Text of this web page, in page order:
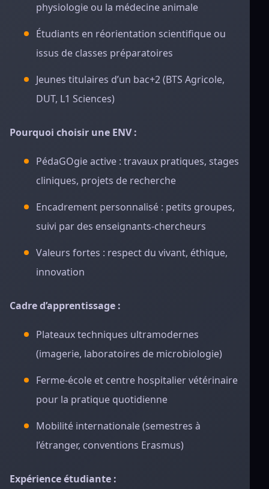
physiologie ou la médecine animale
Étudiants en réorientation scientifique ou
issus de classes préparatoires
Jeunes titulaires d’un bac+2 (BTS Agricole,
DUT, L1 Sciences)
Pourquoi choisir une ENV :
PédaGOgie active : travaux pratiques, stages
cliniques, projets de recherche
Encadrement personnalisé : petits groupes,
suivi par des enseignants-chercheurs
Valeurs fortes : respect du vivant, éthique,
innovation
Cadre d’apprentissage :
Plateaux techniques ultramodernes
(imagerie, laboratoires de microbiologie)
Ferme-école et centre hospitalier vétérinaire
pour la pratique quotidienne
Mobilité internationale (semestres à
l’étranger, conventions Erasmus)
Expérience étudiante :